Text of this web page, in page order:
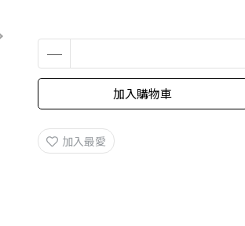
加入購物車
加入最愛